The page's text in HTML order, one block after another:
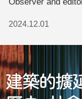
2024.12.01